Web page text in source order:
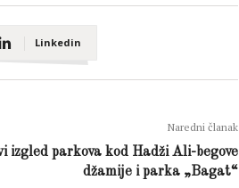
Linkedin
Naredni članak
izgled parkova kod Hadži Ali-begove
džamije i parka „Bagat“